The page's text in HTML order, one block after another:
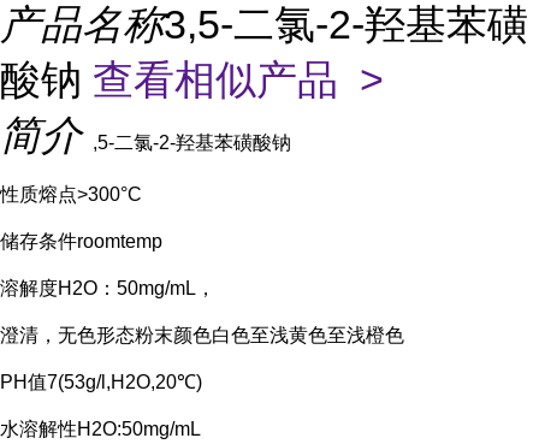
产品名称3,5-二氯-2-羟基苯磺
酸钠 查看相似产品 >
简介 ,5-二氯-2-羟基苯磺酸钠
性质熔点>300°C
储存条件roomtemp
溶解度H2O：50mg/mL，
澄清，无色形态粉末颜色白色至浅黄色至浅橙色
PH值7(53g/l,H2O,20℃)
水溶解性H2O:50mg/mL